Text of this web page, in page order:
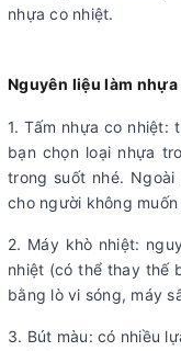
nhựa co nhiệt.
Nguyên liệu làm
1. Tấm nhựa co nhiệt:
bạn chọn loại nhựa
trong suốt nhé.
cho người không
2. Máy khò nhiệt:
nhiệt (có thể thay thế
bằng lò vi sóng, máy
3. Bút màu: có nhiều